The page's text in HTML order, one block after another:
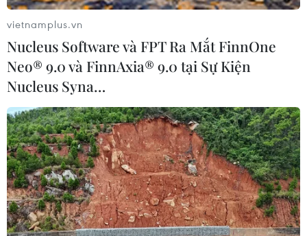
đến ngày 19/02/2019
- Tặng quyền mua gói dịch vụ quản lý biệt thự
10 năm với mức giá ưu đãi 1 triệu đồng/m2
đất (áp dụng cho một số tiểu khu)
- Tặng voucher Almaz Spa trị giá 30 triệu
đồng.
Tìm hiểu thêm tại Hotline: 1800 1221.
(Vietnam+)
vietnamplus.vn
Nucleus Software và FPT Ra Mắt FinnOne
Neo® 9.0 và FinnAxia® 9.0 tại Sự Kiện
Nucleus Syna…